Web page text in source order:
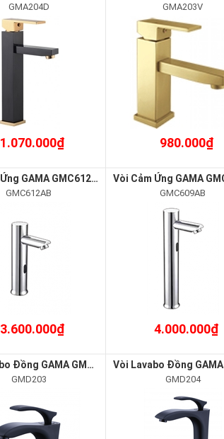
GMA204D
1.070.000₫
GMA203V
980.000₫
Vòi Cảm Ứng GAMA GMC612AB
GMC612AB
3.600.000₫
GMC609AB
4.000.000₫
Vòi Lavabo Đồng GAMA GMD203
GMD203 GMD204